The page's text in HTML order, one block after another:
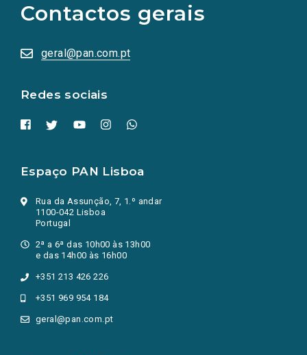
Contactos gerais
geral@pan.com.pt
Redes sociais
redes
sociais
numa
nova
Espaço PAN Lisboa
Rua da Assunção, 7, 1.º andar
1100-042 Lisboa
Portugal
2ª a 6ª das 10h00 às 13h00
e das 14h00 às 16h00
+351 213 426 226
+351 969 954 184
geral@pan.com.pt